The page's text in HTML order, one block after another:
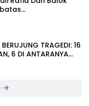
TRAGEDI: 16
6 DI ANTARANYA